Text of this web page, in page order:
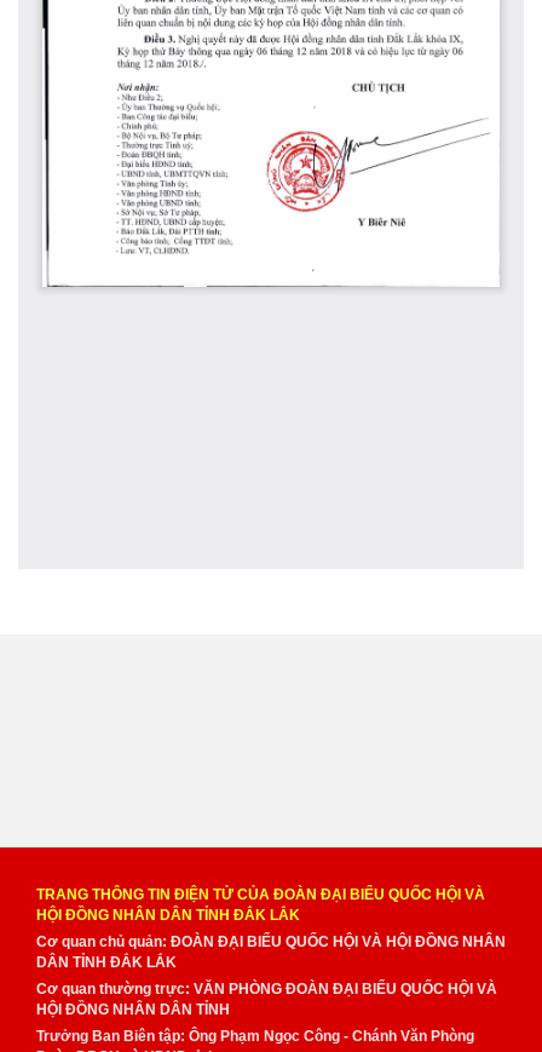
TRANG THÔNG TIN ĐIỆN TỬ CỦA ĐOÀN ĐẠI BIỂU QUỐC HỘI VÀ
HỘI ĐỒNG NHÂN DÂN TỈNH ĐẮK LẮK
Cơ quan chủ quản: ĐOÀN ĐẠI BIỂU QUỐC HỘI VÀ HỘI ĐỒNG NHÂN
DÂN TỈNH ĐẮK LẮK
Cơ quan thường trực: VĂN PHÒNG ĐOÀN ĐẠI BIỂU QUỐC HỘI VÀ
HỘI ĐỒNG NHÂN DÂN TỈNH
Trưởng Ban Biên tập: Ông Phạm Ngọc Công - Chánh Văn Phòng